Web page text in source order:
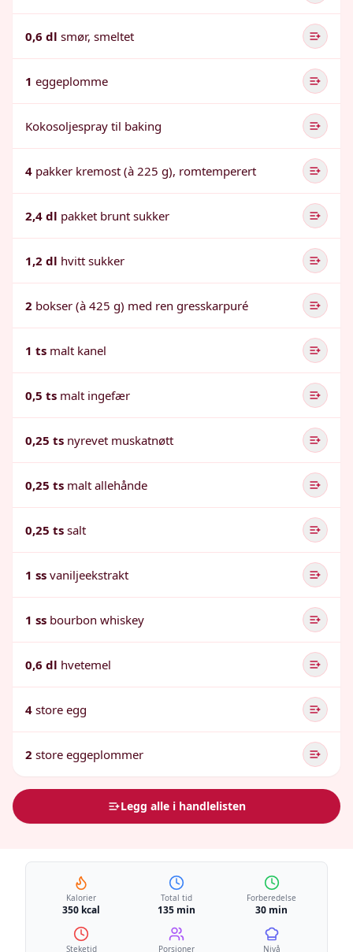
0,6 dl smør, smeltet
1 eggeplomme
Kokosoljespray til baking
4 pakker kremost (à 225 g), romtemperert
2,4 dl pakket brunt sukker
1,2 dl hvitt sukker
2 bokser (à 425 g) med ren gresskarpuré
1 ts malt kanel
0,5 ts malt ingefær
0,25 ts nyrevet muskatnøtt
0,25 ts malt allehånde
0,25 ts salt
1 ss vaniljeekstrakt
1 ss bourbon whiskey
0,6 dl hvetemel
4 store egg
2 store eggeplommer
Legg alle i handlelisten
Kalorier
350 kcal
Total tid
135 min
Forberedelse
30 min
Steketid Porsjoner Nivå